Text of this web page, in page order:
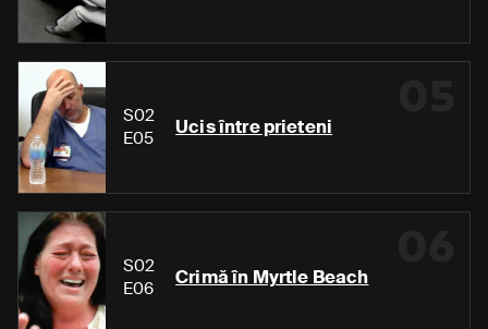
S02
E05
Ucis între prieteni
S02
E06
Crimă în Myrtle Beach